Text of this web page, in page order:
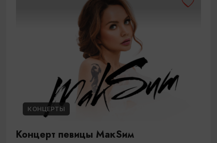
КОНЦЕРТЫ
Концерт певицы МакSим